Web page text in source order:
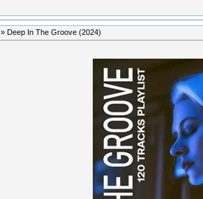
» Deep In The Groove (2024)